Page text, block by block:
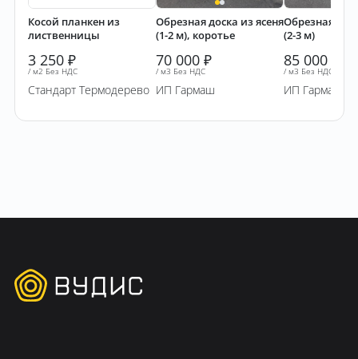
3 250 ₽
/ м2 Без НДС
Косой планкен из
лиственницы
Стандарт Термодерево
70 000 ₽
/ м3 Без НДС
Обрезная доска из ясеня
(1-2 м), коротье
ИП Гармаш
85 000
/ м3 Без НДС
Обрезная
(2-3 м)
ИП Гармаш